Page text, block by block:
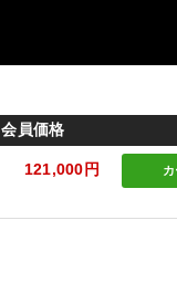
会員価格
121,000円